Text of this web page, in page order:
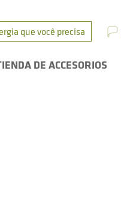
que você precisa
DE ACCESORIOS